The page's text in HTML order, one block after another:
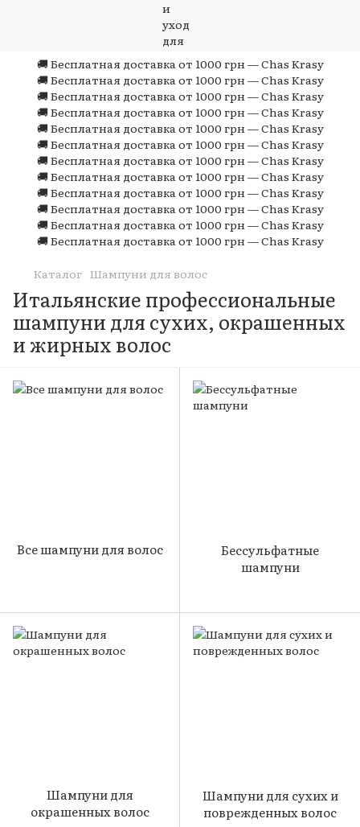
🚚 Бесплатная доставка от 1000 грн — Chas Krasy
🚚 Бесплатная доставка от 1000 грн — Chas Krasy
🚚 Бесплатная доставка от 1000 грн — Chas Krasy
🚚 Бесплатная доставка от 1000 грн — Chas Krasy
🚚 Бесплатная доставка от 1000 грн — Chas Krasy
🚚 Бесплатная доставка от 1000 грн — Chas Krasy
🚚 Бесплатная доставка от 1000 грн — Chas Krasy
🚚 Бесплатная доставка от 1000 грн — Chas Krasy
🚚 Бесплатная доставка от 1000 грн — Chas Krasy
🚚 Бесплатная доставка от 1000 грн — Chas Krasy
🚚 Бесплатная доставка от 1000 грн — Chas Krasy
🚚 Бесплатная доставка от 1000 грн — Chas Krasy
Каталог Шампуни для волос
Итальянские профессиональные
шампуни для сухих, окрашенных
и жирных волос
Все шампуни для волос
Бессульфатные
шампуни
Шампуни для
окрашенных волос
Шампуни для сухих и
поврежденных волос